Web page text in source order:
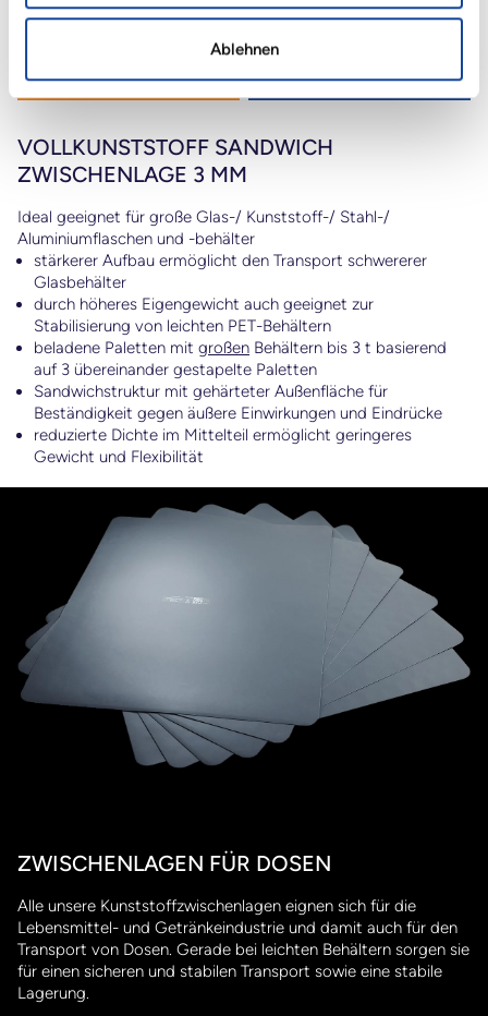
Ablehnen
VOLLKUNSTSTOFF SANDWICH
ZWISCHENLAGE 3 MM
Ideal geeignet für große Glas-/ Kunststoff-/ Stahl-/
Aluminiumflaschen und -behälter
stärkerer Aufbau ermöglicht den Transport schwererer
Glasbehälter
durch höheres Eigengewicht auch geeignet zur
Stabilisierung von leichten PET-Behältern
beladene Paletten mit großen Behältern bis 3 t basierend
auf 3 übereinander gestapelte Paletten
Sandwichstruktur mit gehärteter Außenfläche für
Beständigkeit gegen äußere Einwirkungen und Eindrücke
reduzierte Dichte im Mittelteil ermöglicht geringeres
Gewicht und Flexibilität
ZWISCHENLAGEN FÜR DOSEN
Alle unsere Kunststoffzwischenlagen eignen sich für die
Lebensmittel- und Getränkeindustrie und damit auch für den
Transport von Dosen. Gerade bei leichten Behältern sorgen sie
für einen sicheren und stabilen Transport sowie eine stabile
Lagerung.